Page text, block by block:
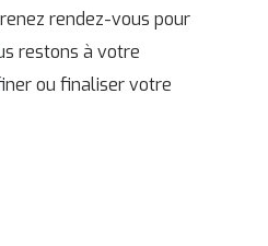
rendez-vous pour
restons à votre
ou finaliser votre